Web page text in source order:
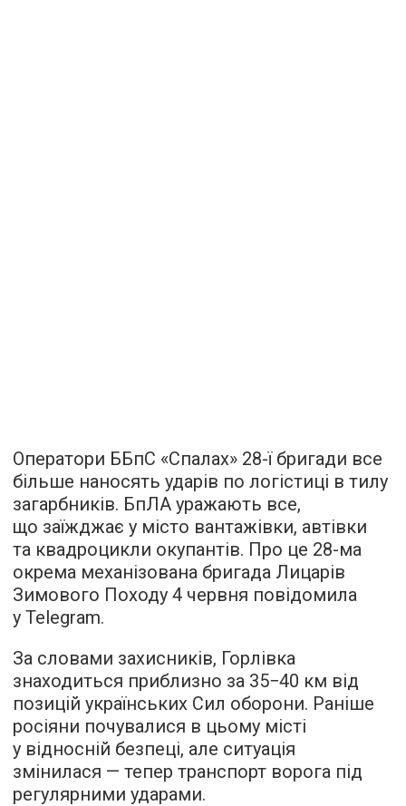
Оператори ББпС «Спалах» 28-ї бригади все
більше наносять ударів по логістиці в тилу
загарбників. БпЛА уражають все,
що заїжджає у місто вантажівки, автівки
та квадроцикли окупантів. Про це 28-ма
окрема механізована бригада Лицарів
Зимового Походу 4 червня повідомила
у Telegram.
За словами захисників, Горлівка
знаходиться приблизно за 35−40 км від
позицій українських Сил оборони. Раніше
росіяни почувалися в цьому місті
у відносній безпеці, але ситуація
змінилася — тепер транспорт ворога під
регулярними ударами.